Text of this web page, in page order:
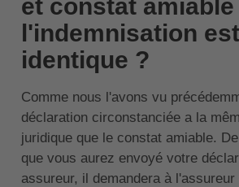
et constat amiable
l'indemnisation
identique ?
Comme nous l'avons vu
déclaration circonstanciée a la
juridique que le constat amiable.
que vous aurez envoyé votre
assureur, il demandera à l'assureur